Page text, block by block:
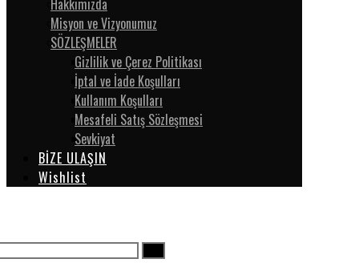
Hakkımızda
Misyon ve Vizyonumuz
SÖZLEŞMELER
Gizlilik ve Çerez Politikası
İptal ve İade Koşulları
Kullanım Koşulları
Mesafeli Satış Sözleşmesi
Sevkiyat
BİZE ULAŞIN
Wishlist